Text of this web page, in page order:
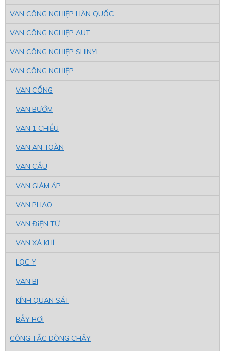
VAN CÔNG NGHIỆP HÀN QUỐC
VAN CÔNG NGHIỆP AUT
VAN CÔNG NGHIỆP SHINYI
VAN CÔNG NGHIỆP
VAN CỔNG
VAN BƯỚM
VAN 1 CHIỀU
VAN AN TOÀN
VAN CẦU
VAN GIẢM ÁP
VAN PHAO
VAN ĐiỆN TỪ
VAN XẢ KHÍ
LỌC Y
VAN BI
KÍNH QUAN SÁT
BẪY HƠI
CÔNG TẮC DÒNG CHẢY